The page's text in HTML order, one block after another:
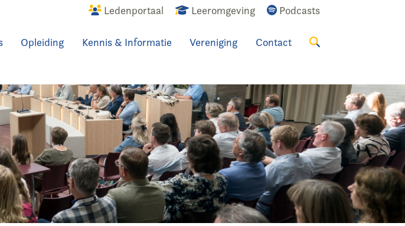
Ledenportaal Leeromgeving Podcasts
Opleiding Kennis & Informatie Vereniging Contact